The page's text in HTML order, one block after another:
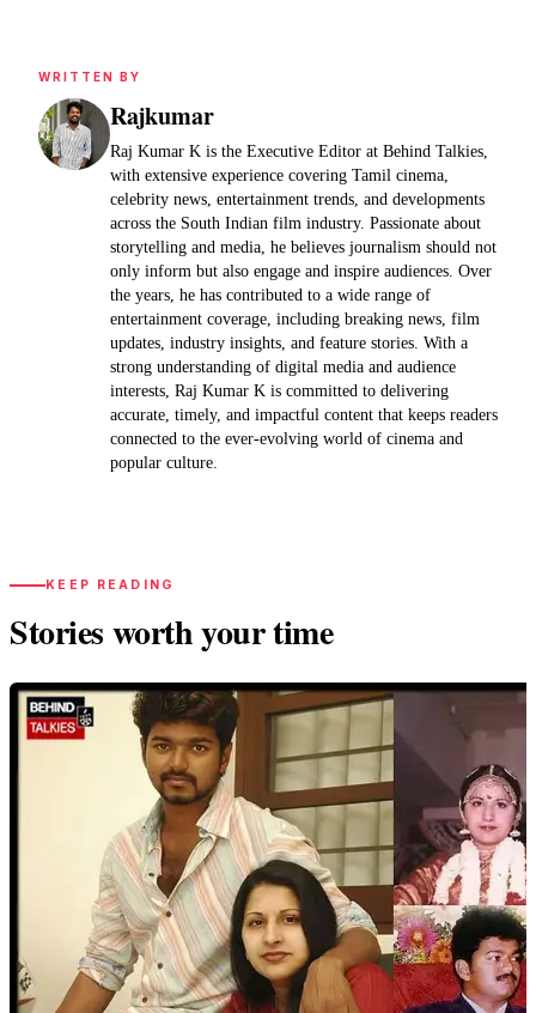
WRITTEN BY
Rajkumar
Raj Kumar K is the Executive Editor at Behind Talkies,
with extensive experience covering Tamil cinema,
celebrity news, entertainment trends, and developments
across the South Indian film industry. Passionate about
storytelling and media, he believes journalism should not
only inform but also engage and inspire audiences. Over
the years, he has contributed to a wide range of
entertainment coverage, including breaking news, film
updates, industry insights, and feature stories. With a
strong understanding of digital media and audience
interests, Raj Kumar K is committed to delivering
accurate, timely, and impactful content that keeps readers
connected to the ever-evolving world of cinema and
popular culture.
KEEP READING
Stories worth your time